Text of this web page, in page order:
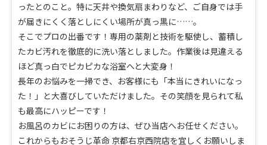
ったとのこと。特に天井や換気扇まわりなど、ご自身では手
が届きにくく落としにくい場所が真っ黒に……。
そこでプロの出番です！専用の薬剤と技術を駆使し、蓄積し
たカビ汚れを徹底的に洗い落としました。作業後は見違える
ほど真っ白でピカピカな浴室へと大変身！
長年のお悩みを一掃でき、お客様にも「本当にきれいになっ
た！」と大喜びしていただけました。その笑顔を見られて私
も最高にハッピーです！
お風呂のカビにお困りの方は、ぜひ当店へお任せください。
これからもおそうじ革命 京都右京西院店を宜しくお願いしま